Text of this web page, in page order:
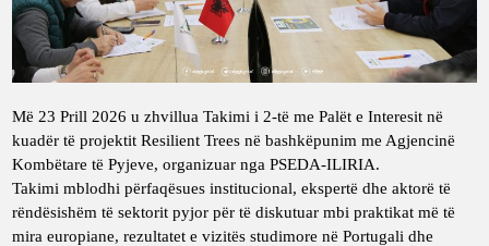
Më 23 Prill 2026 u zhvillua Takimi i 2-të me Palët e Interesit në
kuadër të projektitResilient Treesnë bashkëpunim me Agjencinë
Kombëtare të Pyjeve, organizuar nga PSEDA-ILIRIA.
Takimi mblodhi përfaqësues institucional, ekspertë dhe aktorë të
rëndësishëm të sektorit pyjor për të diskutuar mbi praktikat më të
mira europiane, rezultatet e vizitës studimore në Portugali dhe